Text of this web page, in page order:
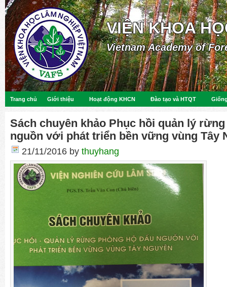
VIỆN KHOA
Vietnam Academy of
Trang chủ Giới thiệu Hoạt động KHCN Đào tạo và HTQT
Sách chuyên khảo Phục hồi quản lý
nguồn với phát triển bền vững vùng Tây
21/11/2016 by thuyhang